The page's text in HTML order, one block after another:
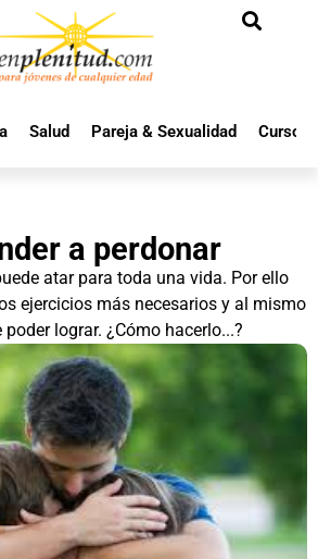
Salud Pareja & Sexualidad Cursos
a perdonar
atar para toda una vida. Por ello
ejercicios más necesarios y al mismo
lograr. ¿Cómo hacerlo...?